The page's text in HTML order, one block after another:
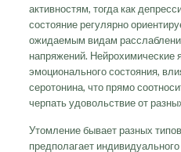
активностям, тогда как
состояние регулярно
ожидаемым видам
напряжений. Нейрохимические
эмоционального состояния,
серотонина, что прямо
черпать удовольствие от
Утомление бывает разных
предполагает